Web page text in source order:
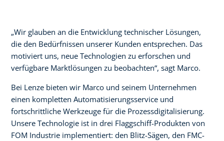
„Wir glauben an die Entwicklung technischer Lösungen,
die den Bedürfnissen unserer Kunden entsprechen. Das
motiviert uns, neue Technologien zu erforschen und
verfügbare Marktlösungen zu beobachten“, sagt Marco.
Bei Lenze bieten wir Marco und seinem Unternehmen
einen kompletten Automatisierungsservice und
fortschrittliche Werkzeuge für die Prozessdigitalisierung.
Unsere Technologie ist in drei Flaggschiff-Produkten von
FOM Industrie implementiert: den Blitz-Sägen, den FMC-